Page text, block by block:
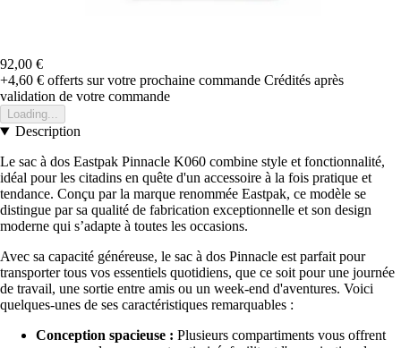
92,00 €
+4,60 € offerts sur votre prochaine commande Crédités après
validation de votre commande
Loading...
Description
Le sac à dos Eastpak Pinnacle K060 combine style et fonctionnalité,
idéal pour les citadins en quête d'un accessoire à la fois pratique et
tendance. Conçu par la marque renommée Eastpak, ce modèle se
distingue par sa qualité de fabrication exceptionnelle et son design
moderne qui s’adapte à toutes les occasions.
Avec sa capacité généreuse, le sac à dos Pinnacle est parfait pour
transporter tous vos essentiels quotidiens, que ce soit pour une journée
de travail, une sortie entre amis ou un week-end d'aventures. Voici
quelques-unes de ses caractéristiques remarquables :
Conception spacieuse : Plusieurs compartiments vous offrent